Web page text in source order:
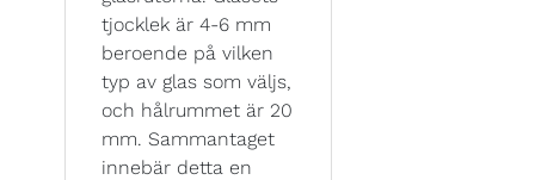
tjocklek är 4-6 mm
beroende på vilken
typ av glas som väljs,
och hålrummet är 20
mm. Sammantaget
innebär detta en